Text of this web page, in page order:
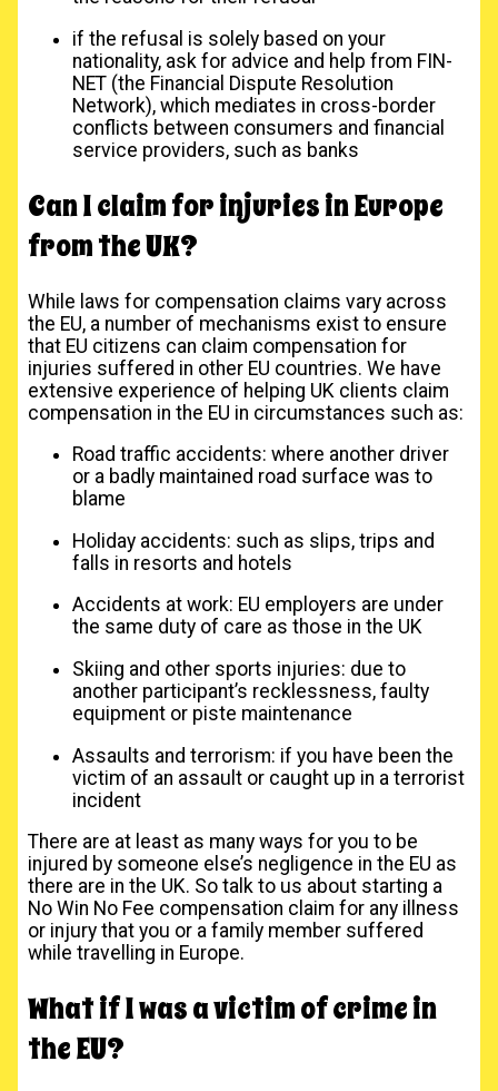
if the refusal is solely based on your
nationality, ask for advice and help from FIN-
NET (the Financial Dispute Resolution
Network), which mediates in cross-border
conflicts between consumers and financial
service providers, such as banks
Can I claim for injuries in Europe
from the UK?
While laws for compensation claims vary across
the EU, a number of mechanisms exist to ensure
that EU citizens can claim compensation for
injuries suffered in other EU countries. We have
extensive experience of helping UK clients claim
compensation in the EU in circumstances such as:
Road traffic accidents: where another driver
or a badly maintained road surface was to
blame
Holiday accidents: such as slips, trips and
falls in resorts and hotels
Accidents at work: EU employers are under
the same duty of care as those in the UK
Skiing and other sports injuries: due to
another participant’s recklessness, faulty
equipment or piste maintenance
Assaults and terrorism: if you have been the
victim of an assault or caught up in a terrorist
incident
There are at least as many ways for you to be
injured by someone else’s negligence in the EU as
there are in the UK. So talk to us about starting a
No Win No Fee compensation claim for any illness
or injury that you or a family member suffered
while travelling in Europe.
What if I was a victim of crime in
the EU?